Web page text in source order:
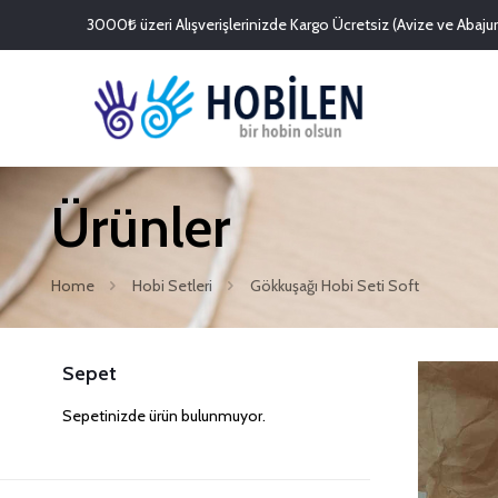
3000₺ üzeri Alışverişlerinizde Kargo Ücretsiz (Avize ve
Ürünler
Home Hobi Setleri Gökkuşağı Hobi Seti Soft
Sepet
Sepetinizde ürün bulunmuyor.